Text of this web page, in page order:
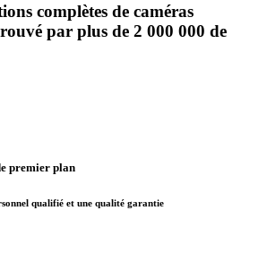
complètes de caméras
par plus de 2 000 000 de
premier plan
qualifié et une qualité garantie